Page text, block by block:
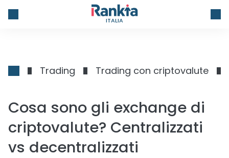
ITALIA
Trading Trading con criptovalute
Cosa sono gli exchange di
criptovalute? Centralizzati
vs decentralizzati